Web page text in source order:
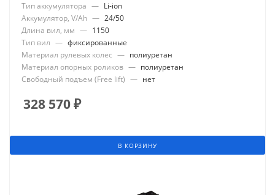
Тип аккумулятора — Li-ion
Аккумулятор, V/Ah — 24/50
Длина вил, мм — 1150
Тип вил — фиксированные
Материал рулевых колес — полиуретан
Материал опорных роликов — полиуретан
Свободный подъем (Free lift) — нет
328 570₽
В КОРЗИНУ